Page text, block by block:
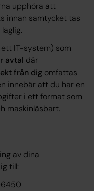
upphöra att
innan samtycket tas
IT-system) som
avtal där
från dig omfattas
innebär att du har en
i ett format som
maskinläsbart.
av dina
till: